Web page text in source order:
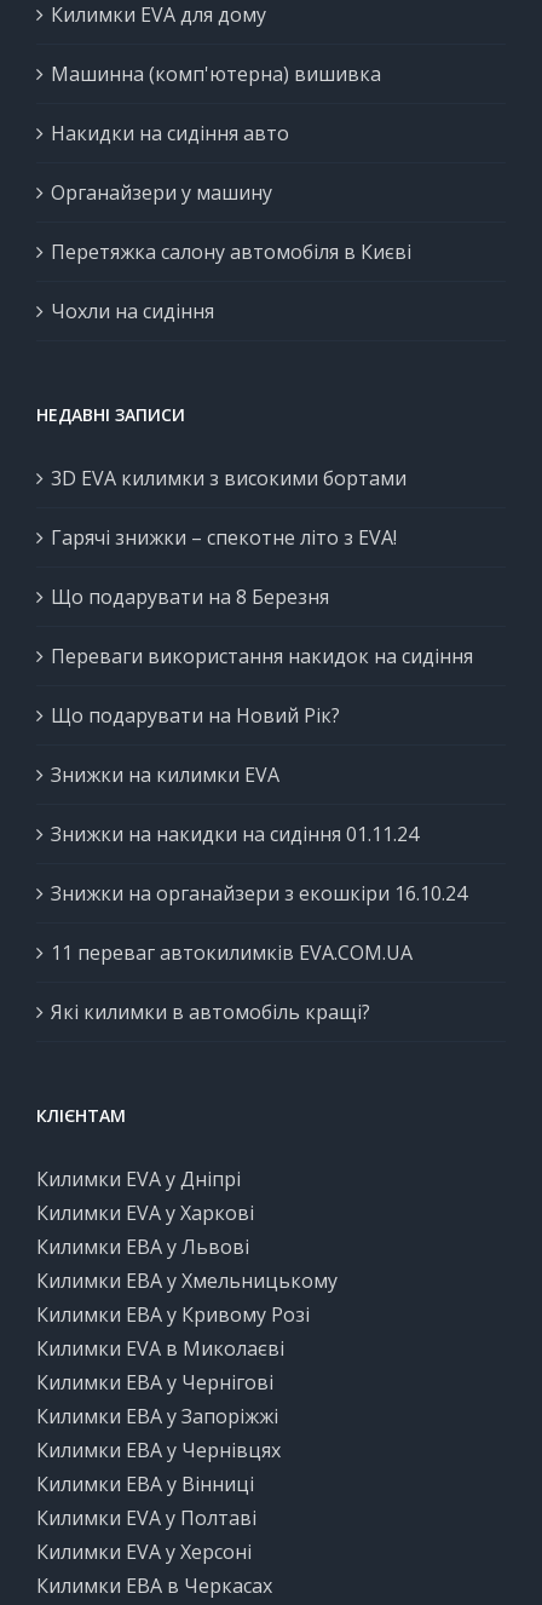
Килимки EVA для дому
Машинна (комп'ютерна) вишивка
Накидки на сидіння авто
Органайзери у машину
Перетяжка салону автомобіля в Києві
Чохли на сидіння
НЕДАВНІ ЗАПИСИ
3D EVA килимки з високими бортами
Гарячі знижки – спекотне літо з EVA!
Що подарувати на 8 Березня
Переваги використання накидок на сидіння
Що подарувати на Новий Рік?
Знижки на килимки EVA
Знижки на накидки на сидіння 01.11.24
Знижки на органайзери з екошкіри 16.10.24
11 переваг автокилимків EVA.COM.UA
Які килимки в автомобіль кращі?
КЛІЄНТАМ
Килимки EVA у Дніпрі
Килимки EVA у Харкові
Килимки ЕВА у Львові
Килимки ЕВА у Хмельницькому
Килимки ЕВА у Кривому Розі
Килимки EVA в Миколаєві
Килимки ЕВА у Чернігові
Килимки ЕВА у Запоріжжі
Килимки ЕВА у Чернівцях
Килимки ЕВА у Вінниці
Килимки EVA у Полтаві
Килимки EVA у Херсоні
Килимки ЕВА в Черкасах